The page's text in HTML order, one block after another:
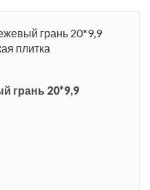
грань 20*9,9